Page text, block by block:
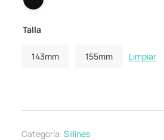
Talla
143mm 155mm Limpiar
Categoría: Sillines